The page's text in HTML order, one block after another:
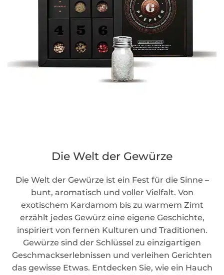
Die Welt der Gewürze
Die Welt der Gewürze ist ein Fest für die Sinne –
bunt, aromatisch und voller Vielfalt. Von
exotischem Kardamom bis zu warmem Zimt
erzählt jedes Gewürz eine eigene Geschichte,
inspiriert von fernen Kulturen und Traditionen.
Gewürze sind der Schlüssel zu einzigartigen
Geschmackserlebnissen und verleihen Gerichten
das gewisse Etwas. Entdecken Sie, wie ein Hauch